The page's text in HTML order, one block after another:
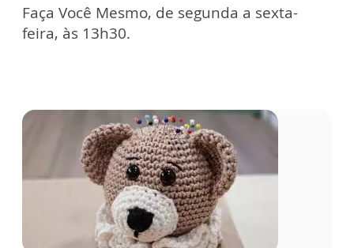
Faça Você Mesmo, de segunda a sexta-
feira, às 13h30.